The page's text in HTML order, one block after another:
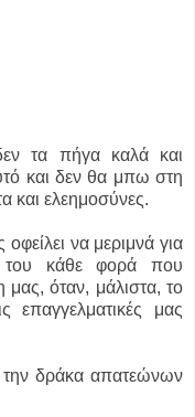
τα πήγα καλά και
και δεν θα μπω στη
και ελεημοσύνες.
να μεριμνά για
του κάθε φορά που
μας, όταν, μάλιστα, το
επαγγελματικές μας
την δράκα απατεώνων